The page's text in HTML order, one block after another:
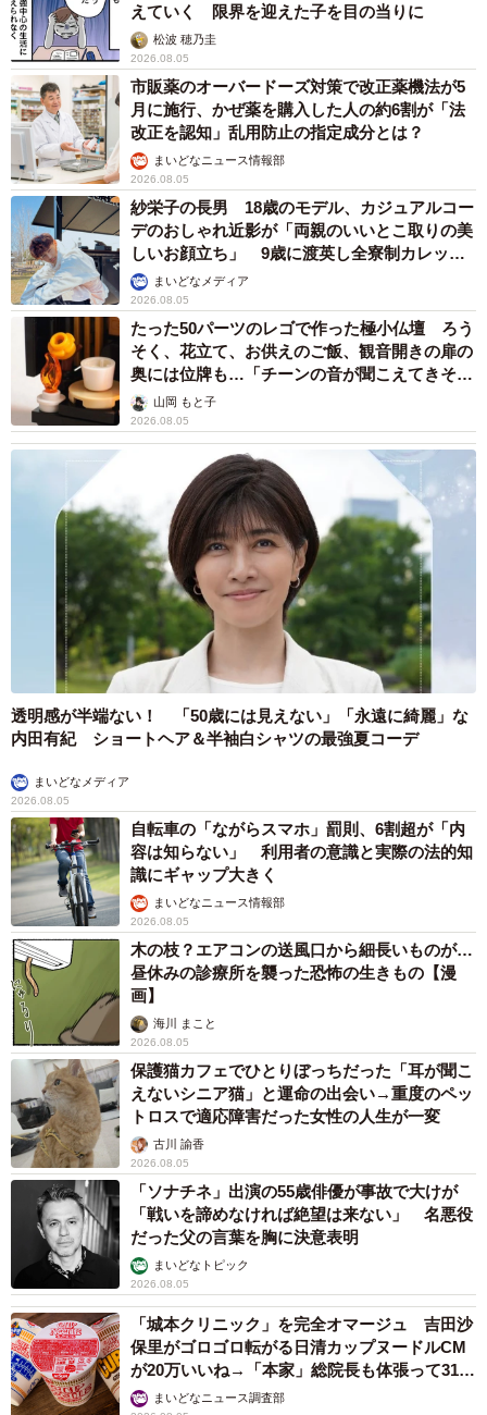
えていく 限界を迎えた子を目の当りに
松波 穂乃圭
2026.08.05
市販薬のオーバードーズ対策で改正薬機法が5
月に施行、かぜ薬を購入した人の約6割が「法
改正を認知」乱用防止の指定成分とは？
まいどなニュース情報部
2026.08.05
紗栄子の長男 18歳のモデル、カジュアルコー
デのおしゃれ近影が「両親のいいとこ取りの美
しいお顔立ち」 9歳に渡英し全寮制カレッジ
で学ぶまいどなメディア
2026.08.05
たった50パーツのレゴで作った極小仏壇 ろう
そく、花立て、お供えのご飯、観音開きの扉の
奥には位牌も…「チーンの音が聞こえてきそ
う」山岡 もと子
2026.08.05
透明感が半端ない！ 「50歳には見えない」「永遠に綺麗」な
内田有紀 ショートヘア＆半袖白シャツの最強夏コーデ
まいどなメディア
2026.08.05
自転車の「ながらスマホ」罰則、6割超が「内
容は知らない」 利用者の意識と実際の法的知
識にギャップ大きく
まいどなニュース情報部
2026.08.05
木の枝？エアコンの送風口から細長いものが…
昼休みの診療所を襲った恐怖の生きもの【漫
画】
海川 まこと
2026.08.05
保護猫カフェでひとりぼっちだった「耳が聞こ
えないシニア猫」と運命の出会い→重度のペッ
トロスで適応障害だった女性の人生が一変
古川 諭香
2026.08.05
「ソナチネ」出演の55歳俳優が事故で大けが
「戦いを諦めなければ絶望は来ない」 名悪役
だった父の言葉を胸に決意表明
まいどなトピック
2026.08.05
「城本クリニック」を完全オマージュ 吉田沙
保里がゴロゴロ転がる日清カップヌードルCM
が20万いいね→「本家」総院長も体張って31万
いいねまいどなニュース調査部